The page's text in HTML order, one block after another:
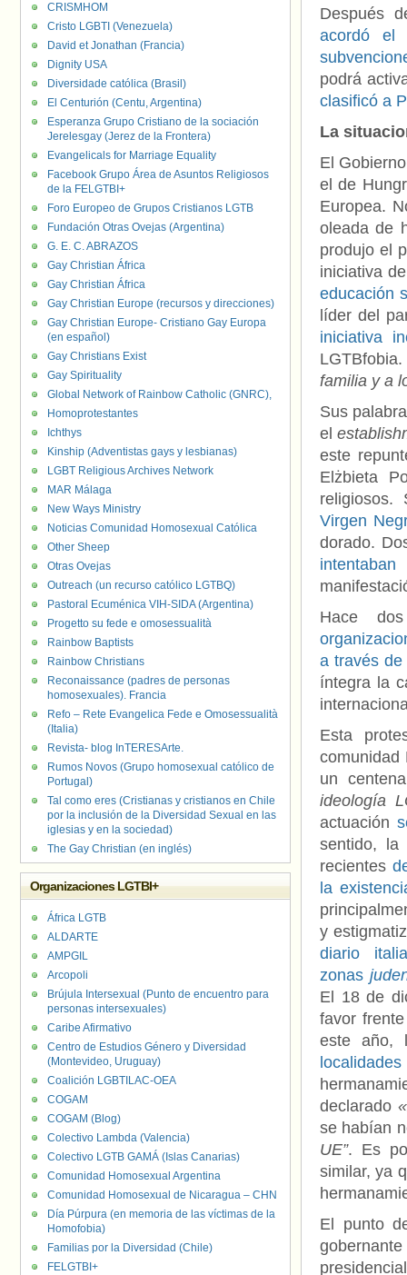
Después
acordó el
podrá
clasificó a
La
El
el de
Europea.
oleada de
produjo el
iniciativa
educación
líder del
iniciativa
familia y a
Sus
el
este
Elżbieta
religiosos.
Virgen
dorado.
intentaban
Hace
a través
íntegra la
Esta
comunidad
un
ideología
actuación
sentido, la
recientes
la
y
diario
zonas
El 18 de
favor
este año,
declarado
se habían
UE”. Es
similar, ya
El punto
CRISMHOM
Cristo LGBTI (Venezuela)
David et Jonathan (Francia)
Dignity USA
Diversidade católica (Brasil)
El Centurión (Centu, Argentina)
Esperanza Grupo Cristiano de la sociación
Jerelesgay (Jerez de la Frontera)
Evangelicals for Marriage Equality
Facebook Grupo Área de Asuntos Religiosos
de la FELGTBI+
Foro Europeo de Grupos Cristianos LGTB
Fundación Otras Ovejas (Argentina)
G. E. C. ABRAZOS
Gay Christian África
Gay Christian África
Gay Christian Europe (recursos y direcciones)
Gay Christian Europe- Cristiano Gay Europa
(en español)
Gay Christians Exist
Gay Spirituality
Global Network of Rainbow Catholic (GNRC),
Homoprotestantes
Ichthys
Kinship (Adventistas gays y lesbianas)
LGBT Religious Archives Network
MAR Málaga
New Ways Ministry
Noticias Comunidad Homosexual Católica
Other Sheep
Otras Ovejas
Outreach (un recurso católico LGTBQ)
Pastoral Ecuménica VIH-SIDA (Argentina)
Progetto su fede e omosessualità
Rainbow Baptists
Rainbow Christians
Reconaissance (padres de personas
homosexuales). Francia
Refo – Rete Evangelica Fede e Omosessualità
(Italia)
Revista- blog InTERESArte.
Rumos Novos (Grupo homosexual católico de
Portugal)
Tal como eres (Cristianas y cristianos en Chile
por la inclusión de la Diversidad Sexual en las
iglesias y en la sociedad)
The Gay Christian (en inglés)
Organizaciones LGTBI+
África LGTB
ALDARTE
AMPGIL
Arcopoli
Brújula Intersexual (Punto de encuentro para
personas intersexuales)
Caribe Afirmativo
Centro de Estudios Género y Diversidad
(Montevideo, Uruguay)
Coalición LGBTILAC-OEA
COGAM
COGAM (Blog)
Colectivo Lambda (Valencia)
Colectivo LGTB GAMÁ (Islas Canarias)
Comunidad Homosexual Argentina
Comunidad Homosexual de Nicaragua – CHN
Día Púrpura (en memoria de las víctimas de la
Homofobia)
Familias por la Diversidad (Chile)
FELGTBI+